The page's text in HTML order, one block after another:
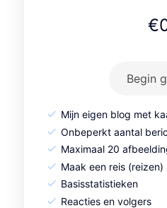
Begin
Mijn eigen blog met
Onbeperkt aantal
Maximaal 20
Maak een reis (reizen)
Basisstatistieken
Reacties en volgers